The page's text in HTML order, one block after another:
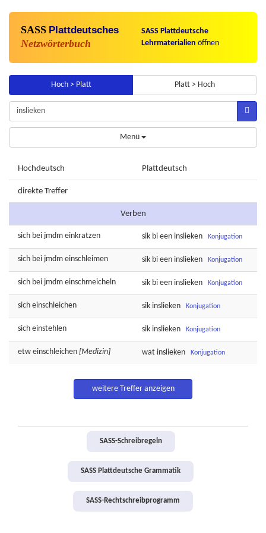
SASS Plattdeutsches
Netzwörterbuch
SASS Plattdeutsche
Lehrmaterialien öffnen
Hoch > Platt Platt > Hoch
Menü
Hochdeutsch Plattdeutsch
direkte Treffer
Verben
sich bei jmdm einkratzen sik bi een inslieken Konjugation
sich bei jmdm einschleimen sik bi een inslieken Konjugation
sich bei jmdm einschmeicheln sik bi een inslieken Konjugation
sich einschleichen sik inslieken Konjugation
sich einstehlen sik inslieken Konjugation
etw einschleichen [Medizin] wat inslieken Konjugation
weitere Treffer anzeigen
SASS-Schreibregeln
SASS Plattdeutsche Grammatik
SASS-Rechtschreibprogramm